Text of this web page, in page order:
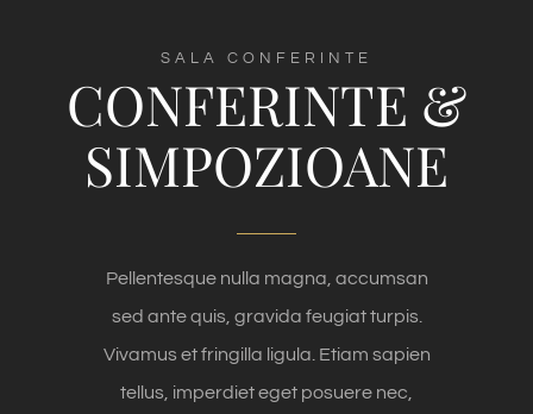
SALA CONFERINTE
CONFERINTE &
SIMPOZIOANE
Pellentesque nulla magna, accumsan
sed ante quis, gravida feugiat turpis.
Vivamus et fringilla ligula. Etiam sapien
tellus, imperdiet eget posuere nec,